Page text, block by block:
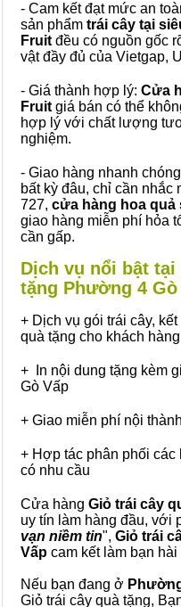
- Cam kết đạt mức an
sản phẩm trái cây tại
Fruit đều có nguồn gốc
vật đầy đủ của Vietgap,
- Giá thành hợp lý: Cửa
Fruit giá bán có thể
hợp lý với chất lượng
nghiệm.
- Giao hàng nhanh
bất kỳ đâu, chỉ cần nhắc
727, cửa hàng hoa quả
giao hàng miễn phí hỏa
cần gấp.
Dịch vụ nổi bật
tặng Phường 4 Gò
+ Dịch vụ gói trái cây,
quà tặng cho khách hàng
+ In nội dung tặng kèm
Gò Vấp
+ Giao miễn phí nội
+ Hợp tác phân phối các
có nhu cầu
Cửa hàng Giỏ trái cây
uy tín làm hàng đầu, với
vạn niềm tin", Giỏ trái
Vấp cam kết làm bạn hài
Nếu bạn đang ở
Giỏ trái cây quà tặng,